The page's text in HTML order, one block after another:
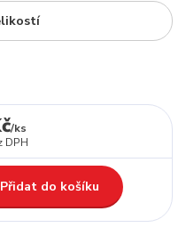
/ks
DPH
Přidat do košíku